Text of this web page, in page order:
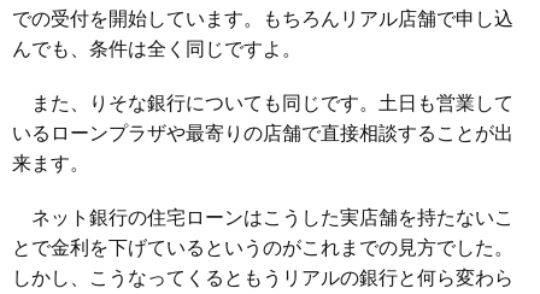
での受付を開始しています。もちろんリアル店舗で申し込
んでも、条件は全く同じですよ。
また、りそな銀行についても同じです。土日も営業して
いるローンプラザや最寄りの店舗で直接相談することが出
来ます。
ネット銀行の住宅ローンはこうした実店舗を持たないこ
とで金利を下げているというのがこれまでの見方でした。
しかし、こうなってくるともうリアルの銀行と何ら変わら